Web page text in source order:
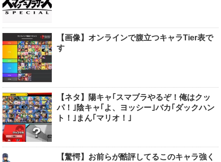
【画像】オンラインで腹立つキャラTier表で
す
【ネタ】陽キャ｢スマブラやるぞ！俺はクッ
パ！｣陰キャ｢よ、ヨッシー｣バカ｢ダックハン
ト！｣まん｢マリオ！｣
【驚愕】お前らが酷評してるこのキャラ強く